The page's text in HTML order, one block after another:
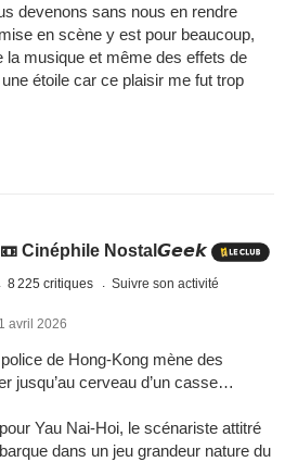
devenons sans nous en rendre
en scène y est pour beaucoup,
musique et même des effets de
étoile car ce plaisir me fut trop
📼 Cinéphile Nostal𝙂𝙚𝙚𝙠
8 225 critiques Suivre son activité
avril 2026
de Hong-Kong mène des
jusqu’au cerveau d’un casse…
Yau Nai-Hoi, le scénariste attitré
dans un jeu grandeur nature du